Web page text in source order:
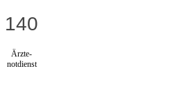
140
Ärzte-
notdienst